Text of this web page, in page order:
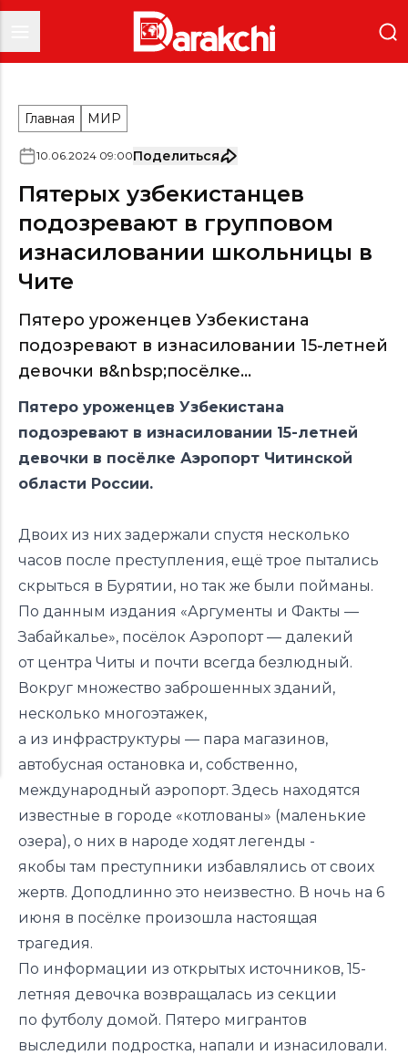
Главная МИР
10.06.2024 09:00Поделиться
Пятерых узбекистанцев
подозревают в групповом
изнасиловании школьницы в
Чите
Пятеро уроженцев Узбекистана
подозревают в изнасиловании 15-летней
девочки в&nbsp;посёлке...
Пятеро уроженцев Узбекистана
подозревают в изнасиловании 15-летней
девочки в посёлке Аэропорт Читинской
области России.
Двоих из них задержали спустя несколько
часов после преступления, ещё трое пытались
скрыться в Бурятии, но так же были пойманы.
По данным издания «Аргументы и Факты —
Забайкалье», посёлок Аэропорт — далекий
от центра Читы и почти всегда безлюдный.
Вокруг множество заброшенных зданий,
несколько многоэтажек,
а из инфраструктуры — пара магазинов,
автобусная остановка и, собственно,
международный аэропорт. Здесь находятся
известные в городе «котлованы» (маленькие
озера), о них в народе ходят легенды -
якобы там преступники избавлялись от своих
жертв. Доподлинно это неизвестно. В ночь на 6
июня в посёлке произошла настоящая
трагедия.
По информации из открытых источников, 15-
летняя девочка возвращалась из секции
по футболу домой. Пятеро мигрантов
выследили подростка, напали и изнасиловали.